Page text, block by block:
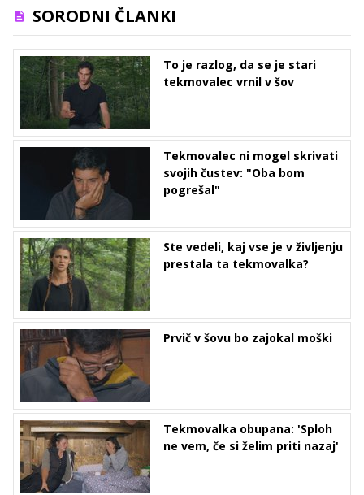
SORODNI ČLANKI
To je razlog, da se je stari
tekmovalec vrnil v šov
Tekmovalec ni mogel skrivati
svojih čustev: "Oba bom
pogrešal"
Ste vedeli, kaj vse je v življenju
prestala ta tekmovalka?
Prvič v šovu bo zajokal moški
Tekmovalka obupana: 'Sploh
ne vem, če si želim priti nazaj'